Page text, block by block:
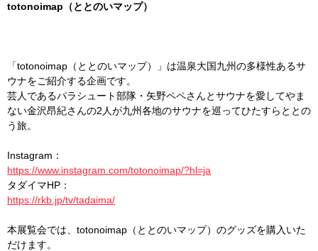
totonoimap（ととのいマップ）
「totonoimap（ととのいマップ）」は温泉大国九州の多様性あるサ
ウナをご紹介する企画です。
芸人であるパラシュート部隊・矢野ペペさんとサウナを愛してやま
ない金沢昂紀さんの2人が九州各地のサウナを巡ってひたすらととの
う旅。
Instagram：
https://www.instagram.com/totonoimap/?hl=ja
タダイマHP：
https://rkb.jp/tv/tadaima/
本展覧会では、totonoimap（ととのいマップ）のグッズを購入いた
だけます。